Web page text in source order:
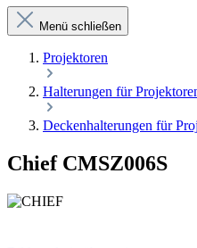
Menü schließen
Projektoren
Halterungen für
Deckenhalterungen für
Chief CMSZ006S